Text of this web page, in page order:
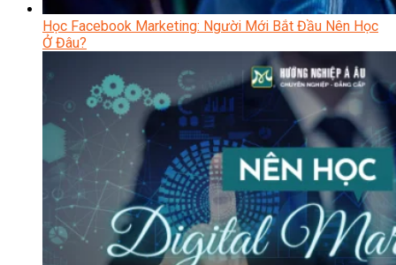
Học Facebook Marketing: Người Mới Bắt Đầu Nên Học
Ở Đâu?